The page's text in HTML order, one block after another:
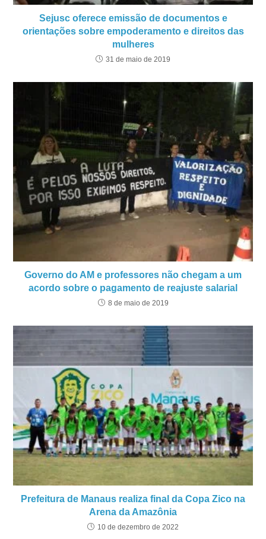
Sejusc oferece emissão de documentos e
orientações sobre empoderamento e direitos das
mulheres
31 de maio de 2019
Governo do AM e professores não chegam a um
acordo sobre o pagamento de reajuste salarial
8 de maio de 2019
Prefeitura de Manaus realiza final da Copa Zico na
Arena da Amazônia
10 de dezembro de 2022